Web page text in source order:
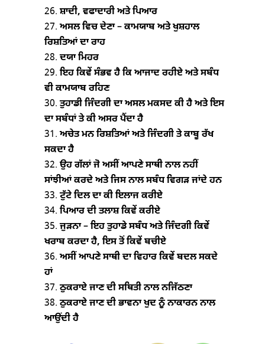
ਸ਼ਾਦੀ, ਵਫਾਦਾਰੀ ਅਤੇ ਪਿਆਰ
ਅਸਲ ਵਿਚ ਦੇਣਾ – ਕਾਮਯਾਬ ਅਤੇ ਖੁਸ਼ਹਾਲ
ਰਿਸ਼ਤਿਆਂ ਦਾ ਰਾਹ
ਦਯਾ ਮਿਹਰ
ਇਹ ਕਿਵੇਂ ਸੰਭਵ ਹੈ ਕਿ ਆਜਾਦ ਰਹੀਏ ਅਤੇ ਸਬੰਧ
ਵੀ ਕਾਮਯਾਬ ਰਹਿਣ
ਤੁਹਾਡੀ ਜਿੰਦਗੀ ਦਾ ਅਸਲ ਮਕਸਦ ਕੀ ਹੈ ਅਤੇ ਇਸ
ਦਾ ਸਬੰਧਾਂ ਤੇ ਕੀ ਅਸਰ ਪੈਂਦਾ ਹੈ
ਅਚੇਤ ਮਨ ਰਿਸ਼ਤਿਆਂ ਅਤੇ ਜਿੰਦਗੀ ਤੇ ਕਾਬੂ ਰੱਖ
ਸਕਦਾ ਹੈ
ਉਹ ਗੱਲਾਂ ਜੋ ਅਸੀਂ ਆਪਣੇ ਸਾਥੀ ਨਾਲ ਨਹੀਂ
ਸਾਂਝੀਆਂ ਕਰਦੇ ਅਤੇ ਜਿਸ ਨਾਲ ਸਬੰਧ ਵਿਗੜ ਜਾਂਦੇ ਹਨ
ਟੁੱਟੇ ਦਿਲ ਦਾ ਕੀ ਇਲਾਜ ਕਰੀਏ
ਪਿਆਰ ਦੀ ਤਲਾਸ਼ ਕਿਵੇਂ ਕਰੀਏ
ਜੁੜਨਾ – ਇਹ ਤੁਹਾਡੇ ਸਬੰਧ ਅਤੇ ਜਿੰਦਗੀ ਕਿਵੇਂ
ਖਰਾਬ ਕਰਦਾ ਹੈ, ਇਸ ਤੋਂ ਕਿਵੇਂ ਬਚੀਏ
ਅਸੀਂ ਆਪਣੇ ਸਾਥੀ ਦਾ ਵਿਹਾਰ ਕਿਵੇਂ ਬਦਲ ਸਕਦੇ
ਹਾਂ
ਠੁਕਰਾਏ ਜਾਣ ਦੀ ਸਥਿਤੀ ਨਾਲ ਨਜਿੱਠਣਾ
ਠੁਕਰਾਏ ਜਾਣ ਦੀ ਭਾਵਨਾ ਖੁਦ ਨੂੰ ਨਾਕਾਰਨ ਨਾਲ
ਆਉਂਦੀ ਹੈ